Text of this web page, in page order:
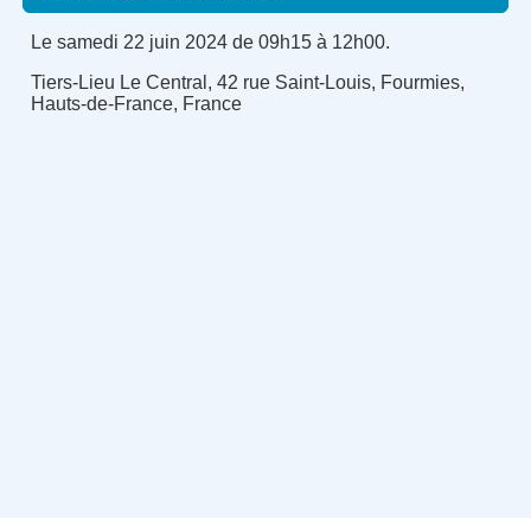
Le samedi 22 juin 2024 de 09h15 à 12h00.
Tiers-Lieu Le Central, 42 rue Saint-Louis, Fourmies,
Hauts-de-France, France